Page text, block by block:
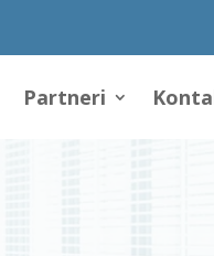
Partneri